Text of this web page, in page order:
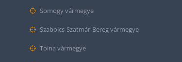
Somogy vármegye
Szabolcs-Szatmár-Bereg vármegye
Tolna vármegye